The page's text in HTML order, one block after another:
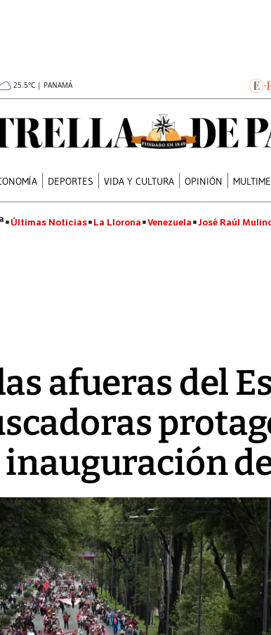
25.5°C | PANAMÁ
DEPORTES VIDA Y CULTURA OPINIÓN
Últimas Noticias La Llorona Venezuela José Raúl
afueras del
Video, Japón:
deja heridos y graves
daños en Kumamoto